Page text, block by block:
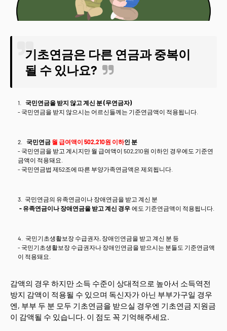
기초연금은 다른 연금과 중복이
될 수 있나요?
국민연금을 받지 않고 계신 분 (무연금자)
- 국민연금을 받지 않으시는 어르신들께는 기준연금액이 적용됩니다.
국민연금 월 급여액이 502,210원 이하인 분
- 국민연금을 받고 계시지만 월 급여액이 502,210원 이하인 경우에도 기준연
금액이 적용돼요.
- 국민연금법 제52조에 따른 부양가족연금액은 제외됩니다.
국민연금의 유족연금이나 장애연금을 받고 계신 분
- 유족연금이나 장애연금을 받고 계신 경우 에도 기준연금액이 적용됩니다.
국민기초생활보장 수급권자, 장애인연금을 받고 계신 분 등
- 국민기초생활보장 수급권자나 장애인연금을 받으시는 분들도 기준연금액
이 적용돼요.
감액의 경우 하지만 소득 수준이 상대적으로 높아서 소득역전
방지 감액이 적용될 수 있으며 독신자가 아닌 부부가구일 경우
엔, 부부 두 분 모두 기초연금을 받으실 경우엔 기초연금 지원금
이 감액될 수 있습니다. 이 점도 꼭 기억해주세요.